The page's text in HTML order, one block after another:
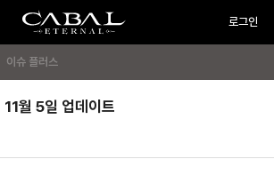
CABAL
TRANSCENDENCE
로그인
PC
OFF
임
기
이슈 플러스
월 5일 업데이트